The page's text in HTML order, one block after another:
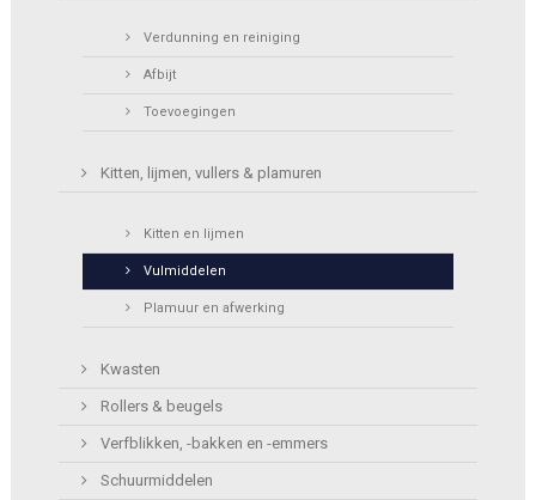
Verdunning en reiniging
Afbijt
Toevoegingen
Kitten, lijmen, vullers & plamuren
Kitten en lijmen
Vulmiddelen
Plamuur en afwerking
Kwasten
Rollers & beugels
Verfblikken, -bakken en -emmers
Schuurmiddelen